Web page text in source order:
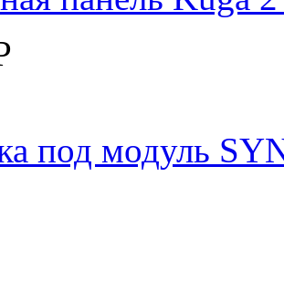
под модуль